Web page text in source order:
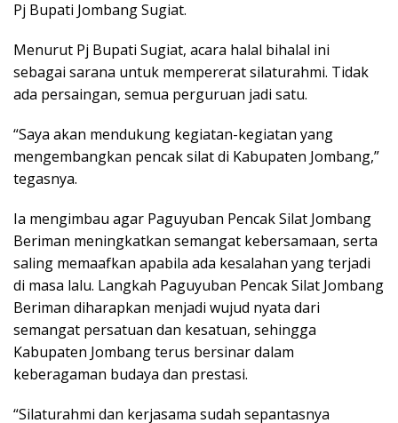
Pj Bupati Jombang Sugiat.
Menurut Pj Bupati Sugiat, acara halal bihalal ini
sebagai sarana untuk mempererat silaturahmi. Tidak
ada persaingan, semua perguruan jadi satu.
“Saya akan mendukung kegiatan-kegiatan yang
mengembangkan pencak silat di Kabupaten Jombang,”
tegasnya.
Ia mengimbau agar Paguyuban Pencak Silat Jombang
Beriman meningkatkan semangat kebersamaan, serta
saling memaafkan apabila ada kesalahan yang terjadi
di masa lalu. Langkah Paguyuban Pencak Silat Jombang
Beriman diharapkan menjadi wujud nyata dari
semangat persatuan dan kesatuan, sehingga
Kabupaten Jombang terus bersinar dalam
keberagaman budaya dan prestasi.
“Silaturahmi dan kerjasama sudah sepantasnya